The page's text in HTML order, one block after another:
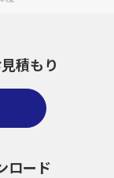
積もり
ロード